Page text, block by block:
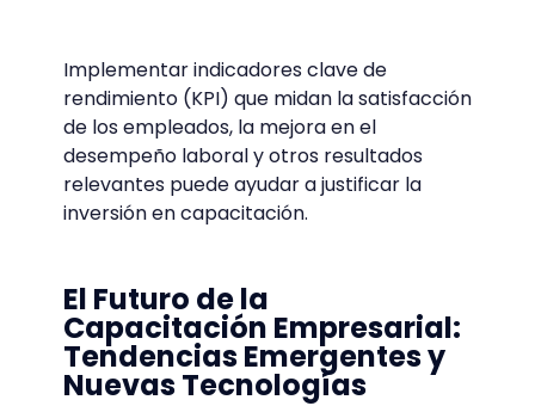
Implementar indicadores clave de
rendimiento (KPI) que midan la satisfacción
de los empleados, la mejora en el
desempeño laboral y otros resultados
relevantes puede ayudar a justificar la
inversión en capacitación.
El Futuro de la
Capacitación Empresarial:
Tendencias Emergentes y
Nuevas Tecnologías